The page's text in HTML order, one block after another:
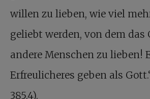
willen zu lieben, wie viel
geliebt werden, von dem das
andere Menschen zu lieben!
Erfreulicheres geben als
385,4).